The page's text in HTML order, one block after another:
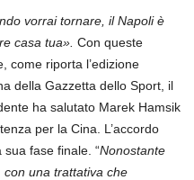
vorrai tornare, il Napoli è
casa tua».Con queste
come riporta l’edizione
della Gazzetta dello Sport, il
ha salutato Marek Hamsik
per la Cina. L’accordo
fase finale. “Nonostante
una trattativa che